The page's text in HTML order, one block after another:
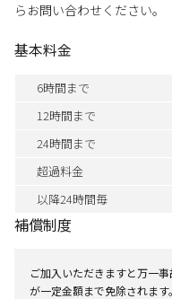
らお問い合わせください。
基本料金
6時間まで
12時間まで
24時間まで
超過料金
以降24時間毎
補償制度
ご加入いただきますと万一
が一定金額まで免除されます。